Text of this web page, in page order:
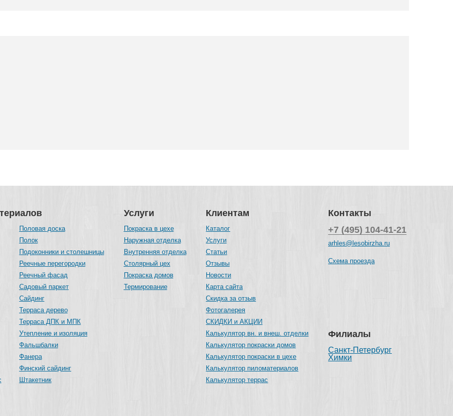
Половая доска
Полок
Подоконники и столешницы
Реечные перегородки
Реечный фасад
Садовый паркет
Сайдинг
Терраса дерево
Терраса ДПК и МПК
Утепление и изоляция
Фальшбалки
Фанера
Финский сайдинг
Штакетник
Услуги
Покраска в цехе
Наружная отделка
Внутренняя отделка
Столярный цех
Покраска домов
Термирование
Клиентам
Каталог
Услуги
Статьи
Отзывы
Новости
Карта сайта
Скидка за отзыв
Фотогалерея
СКИДКИ и АКЦИИ
Калькулятор вн. и внеш. отделки
Калькулятор покраски домов
Калькулятор покраски в цехе
Калькулятор пиломатериалов
Калькулятор террас
Контакты
+7 (495) 104-41-21
arhles@lesobirzha.ru
Схема проезда
Филиалы
Санкт-Петербург
Химки